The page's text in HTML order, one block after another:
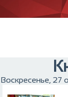
Воскресенье, 27